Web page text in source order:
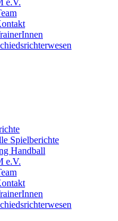
e.V.
Spielberichte
Handball
e.V.